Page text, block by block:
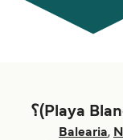
Balearia